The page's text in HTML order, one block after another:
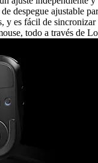
despegue ajustable
y es fácil de sincronizar
todo a través de